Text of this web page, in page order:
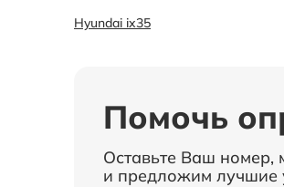
Hyundai ix35
Помочь
Оставьте Ваш номер,
и предложим лучшие